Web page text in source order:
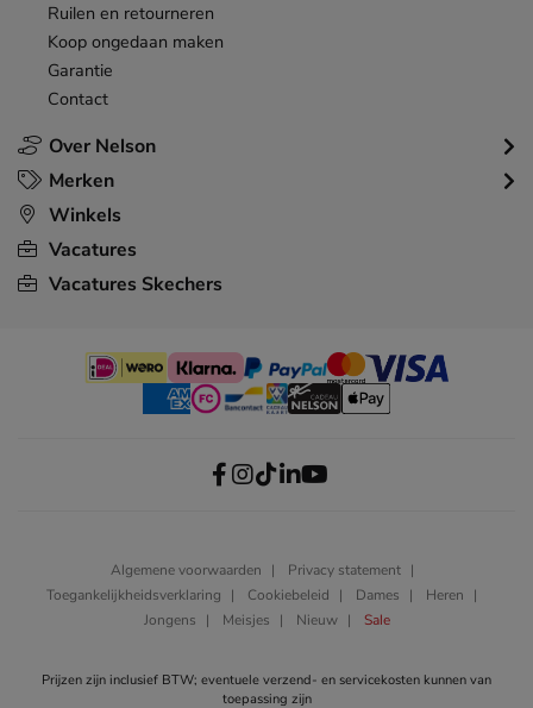
Over Nelson
Ruilen en retourneren
Koop ongedaan maken
Garantie
Contact
Merken
Winkels
Vacatures
Vacatures Skechers
Algemene voorwaarden
Privacy statement
Toegankelijkheidsverklaring
Cookiebeleid Dames
Heren
Jongens
Meisjes Nieuw Sale
Prijzen zijn inclusief BTW; eventuele verzend- en servicekosten kunnen van
toepassing zijn